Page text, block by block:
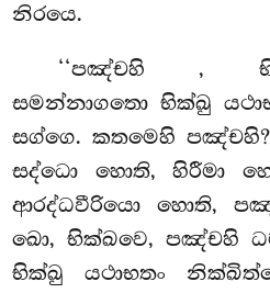
නිරයෙ.
‘‘පඤ්චහි,
සමන්නාගතො භික්ඛු
සග්ගෙ. කතමෙහි
සද්ධො හොති, හිරීමා
ආරද්ධවීරියො හොති,
ඛො, භික්ඛවෙ, පඤ්චහි
භික්ඛු යථාභතං